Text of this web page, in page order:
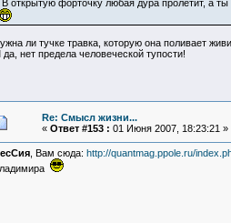
В открытую форточку любая дура пролетит, а
ли тучке травка, которую она поливает
да, нет предела человеческой тупости!
Re: Смысл жизни...
« Ответ #153 : 01 Июня 2007, 18:23:21 »
, Вам сюда: http://quantmag.ppole.ru/